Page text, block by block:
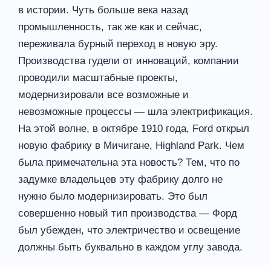
в истории. Чуть больше века назад
промышленность, так же как и сейчас,
переживала бурный переход в новую эру.
Производства гудели от инноваций, компании
проводили масштабные проекты,
модернизировали все возможные и
невозможные процессы — шла электрификация.
На этой волне, в октябре 1910 года, Ford открыл
новую фабрику в Мичигане, Highland Park. Чем
была примечательна эта новость? Тем, что по
задумке владельцев эту фабрику долго не
нужно было модернизировать. Это был
совершенно новый тип производства — Форд
был убежден, что электричество и освещение
должны быть буквально в каждом углу завода.